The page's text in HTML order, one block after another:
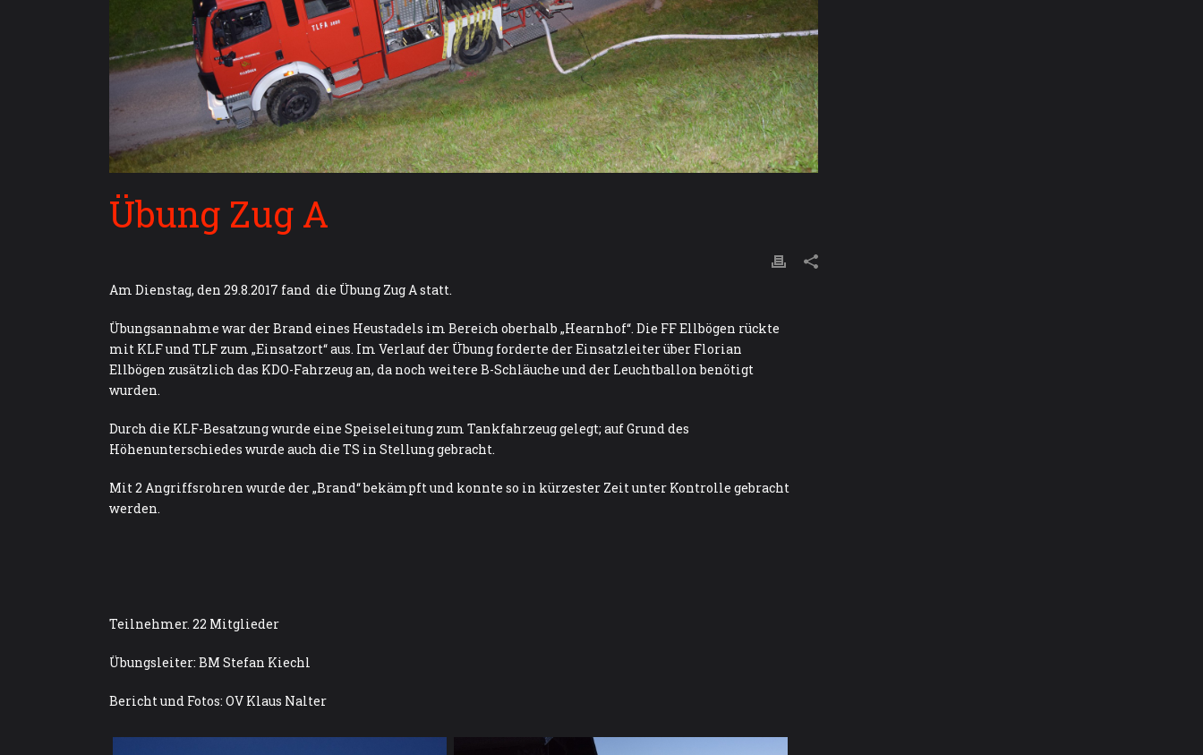
Übung Zug A
Am Dienstag, den 29.8.2017 fand die Übung Zug A statt.
Übungsannahme war der Brand eines Heustadels im Bereich oberhalb „Hearnhof“. Die FF Ellbögen rückte
mit KLF und TLF zum „Einsatzort“ aus. Im Verlauf der Übung forderte der Einsatzleiter über Florian
Ellbögen zusätzlich das KDO-Fahrzeug an, da noch weitere B-Schläuche und der Leuchtballon benötigt
wurden.
Durch die KLF-Besatzung wurde eine Speiseleitung zum Tankfahrzeug gelegt; auf Grund des
Höhenunterschiedes wurde auch die TS in Stellung gebracht.
Mit 2 Angriffsrohren wurde der „Brand“ bekämpft und konnte so in kürzester Zeit unter Kontrolle gebracht
werden.
Teilnehmer. 22 Mitglieder
Übungsleiter: BM Stefan Kiechl
Bericht und Fotos: OV Klaus Nalter